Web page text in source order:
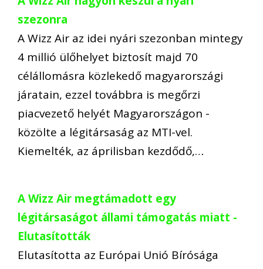
szezonra
A Wizz Air az idei nyári szezonban mintegy
4 millió ülőhelyet biztosít majd 70
célállomásra közlekedő magyarországi
járatain, ezzel továbbra is megőrzi
piacvezető helyét Magyarországon -
közölte a légitársaság az MTI-vel.
Kiemelték, az áprilisban kezdődő,…
A Wizz Air megtámadott egy
légitársaságot állami támogatás miatt -
Elutasították
Elutasította az Európai Unió Bírósága